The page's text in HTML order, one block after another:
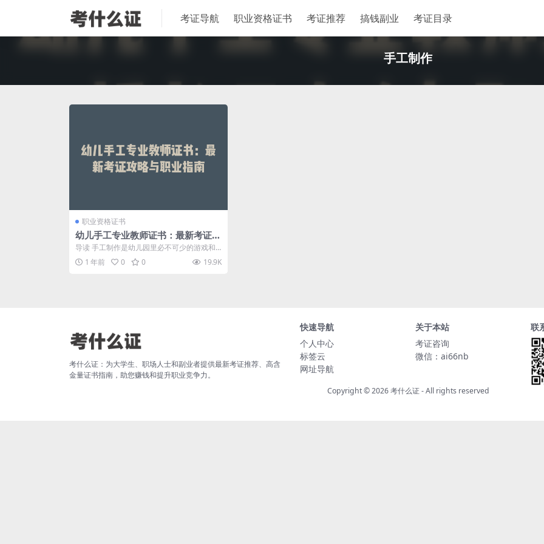
考证导航 职业资格证书 考证推荐 搞钱副业 考证目录
手工制作
职业资格证书
幼儿手工专业教师证书：最新考证攻
略与职业指南
导读 手工制作是幼儿园里必不可少的游戏和
教学活动之一，也是孩子们非常喜爱的一项
活...1 年前 0 0 19.9K
考什么证：为大学生、职场人士和副业者提供最新考证推荐、高含
金量证书指南，助您赚钱和提升职业竞争力。
快速导航
个人中心
标签云
网址导航
关于本站
考证咨询
微信：ai66nb
联
Copyright © 2026考什么证- All rights reserved